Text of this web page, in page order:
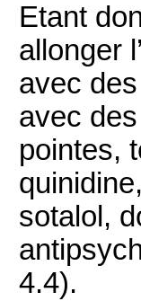
Etant
allonger
avec
avec
pointes,
sotalol,
4.4).